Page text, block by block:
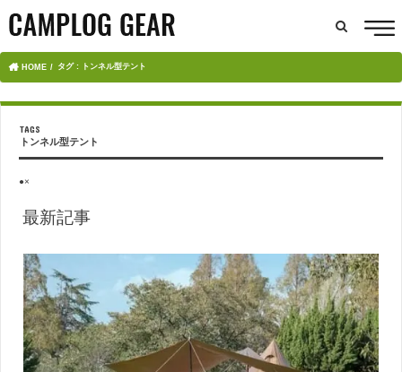
HOME タグ : トンネル型テント
トンネル型テント
●×
最新記事